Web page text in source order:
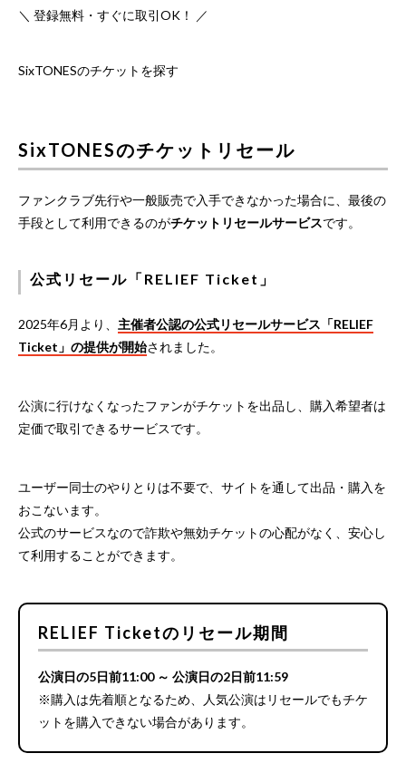
＼ 登録無料・すぐに取引OK！ ／
SixTONESのチケットを探す
SixTONESのチケットリセール
ファンクラブ先行や一般販売で入手できなかった場合に、最後の
手段として利用できるのがチケットリセールサービスです。
公式リセール「RELIEF Ticket」
2025年6月より、 主催者公認の公式リセールサービス「RELIEF
Ticket」の提供が開始されました。
公演に行けなくなったファンがチケットを出品し、購入希望者は
定価で取引できるサービスです。
ユーザー同士のやりとりは不要で、サイトを通して出品・購入を
おこないます。
公式のサービスなので詐欺や無効チケットの心配がなく、安心し
て利用することができます。
RELIEF Ticketのリセール期間
公演日の5日前11:00 ～ 公演日の2日前11:59
※購入は先着順となるため、人気公演はリセールでもチケ
ットを購入できない場合があります。